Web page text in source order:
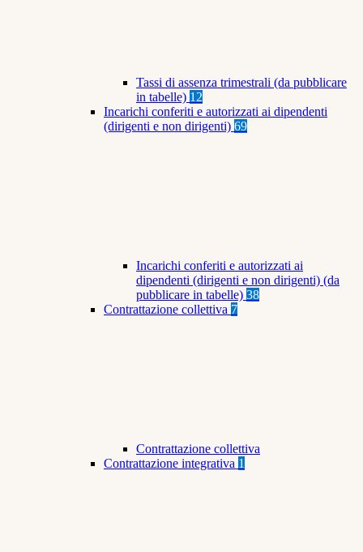
Tassi di assenza trimestrali (da pubblicare
in tabelle) 12
Incarichi conferiti e autorizzati ai dipendenti
(dirigenti e non dirigenti) 69
Incarichi conferiti e autorizzati ai
dipendenti (dirigenti e non dirigenti) (da
pubblicare in tabelle) 38
Contrattazione collettiva 7
Contrattazione collettiva
Contrattazione integrativa 1